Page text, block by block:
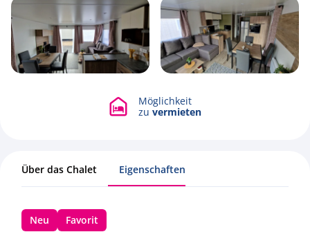
Alle Fotos ansehen
Möglichkeit
zu vermieten
Über das Chalet Eigenschaften
Neu Favorit